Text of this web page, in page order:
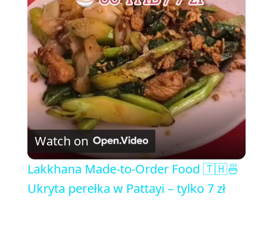
l
a
y
V
i
Watch on
Lakkhana Made-to-Order Food 🇹🇭🍜
Ukryta perełka w Pattayi – tylko 7 zł